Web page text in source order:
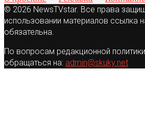
© 2026 NewsTVstar. Все права
использовании материалов ссылка
обязательна.
По вопросам редакционной
обращаться на: admin@skuky.net